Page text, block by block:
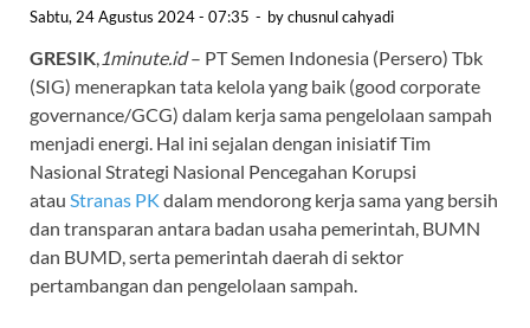
Sabtu, 24 Agustus 2024 - 07:35 - bychusnul cahyadi
GRESIK, 1minute.id– PT Semen Indonesia (Persero) Tbk
(SIG) menerapkan tata kelola yang baik (good corporate
governance/GCG) dalam kerja sama pengelolaan sampah
menjadi energi. Hal ini sejalan dengan inisiatif Tim
Nasional Strategi Nasional Pencegahan Korupsi
atau Stranas PK dalam mendorong kerja sama yang bersih
dan transparan antara badan usaha pemerintah, BUMN
dan BUMD, serta pemerintah daerah di sektor
pertambangan dan pengelolaan sampah.